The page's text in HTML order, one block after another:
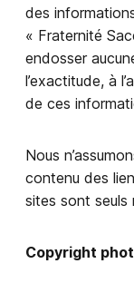
des
« Fraternité
endosser
l’exactitude, à
de ces
Nous
contenu des
sites sont seuls
Copyright